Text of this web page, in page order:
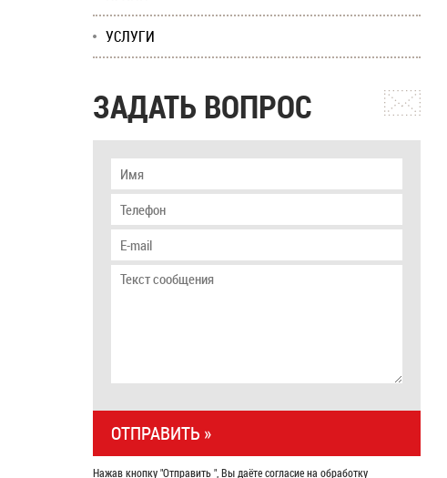
УСЛУГИ
ЗАДАТЬ ВОПРОС
Нажав кнопку "Отправить ", Вы даёте согласие на обработку